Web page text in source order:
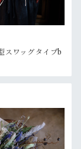
スワッグタイプb